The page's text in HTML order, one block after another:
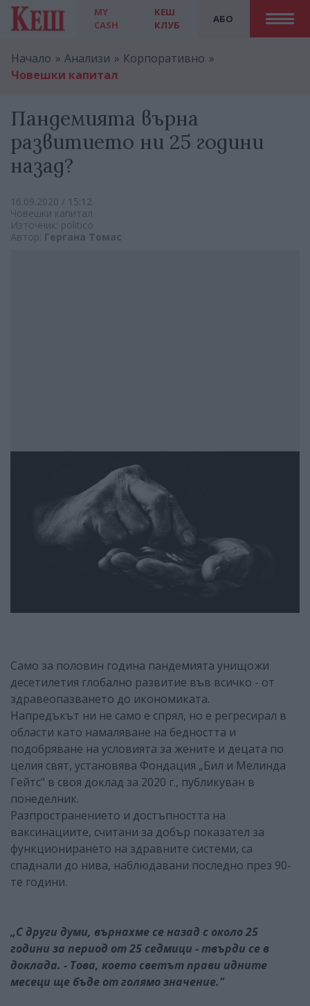
MY
CASH
АБО
КЕШ
КЛУБ
Начало Анализи
Корпоративно
Човешки капитал
Пандемията върна
развитието ни 25 години
назад?
16.09.2020 / 15:12
Човешки капитал
Източник: politico
Автор: Гергана Томас
Само за половин година пандемията унищожи
десетилетия глобално развитие във всичко - от
здравеопазването до икономиката.
Напредъкът ни не само е спрял, но е регресирал в
области като намаляване на бедността и
подобряване на условията за жените и децата по
целия свят, установява Фондация „Бил и Мелинда
Гейтс" в своя доклад за 2020 г., публикуван в
понеделник.
Разпространението и достъпността на
ваксинациите, считани за добър показател за
функционирането на здравните системи, са
спаднали до нива, наблюдавани последно през 90-
те години.
„С други думи, върнахме се назад с около 25
години за период от 25 седмици - твърди се в
доклада. - Това, което светът прави идните
месеци ще бъде от голямо значение."